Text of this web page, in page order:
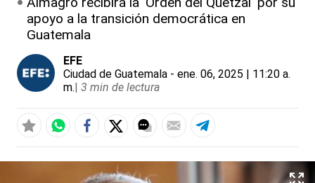
apoyo a la transición democrática en
Guatemala
EFE
Ciudad de Guatemala - ene. 06, 2025 | 11:20 a.
m.| 3 min de lectura